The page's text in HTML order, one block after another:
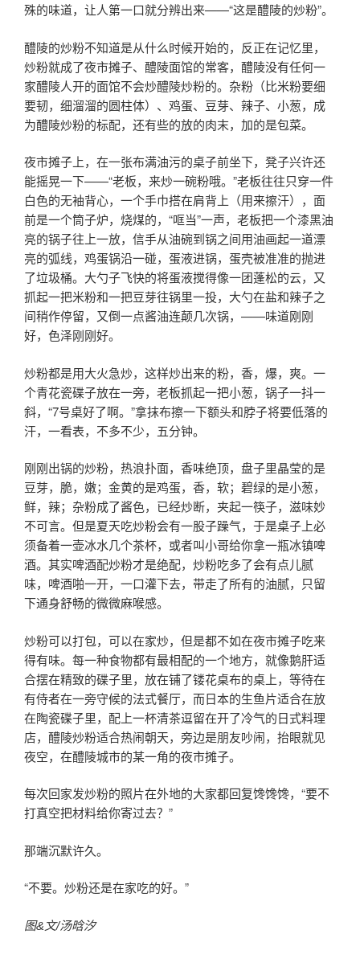
殊的味道，让人第一口就分辨出来——“这是醴陵的炒粉”。
醴陵的炒粉不知道是从什么时候开始的，反正在记忆里，
炒粉就成了夜市摊子、醴陵面馆的常客，醴陵没有任何一
家醴陵人开的面馆不会炒醴陵炒粉的。杂粉（比米粉要细
要韧，细溜溜的圆柱体）、鸡蛋、豆芽、辣子、小葱，成
为醴陵炒粉的标配，还有些的放的肉末，加的是包菜。
夜市摊子上，在一张布满油污的桌子前坐下，凳子兴许还
能摇晃一下——“老板，来炒一碗粉哦。”老板往往只穿一件
白色的无袖背心，一个手巾搭在肩背上（用来擦汗），面
前是一个筒子炉，烧煤的，“哐当”一声，老板把一个漆黑油
亮的锅子往上一放，信手从油碗到锅之间用油画起一道漂
亮的弧线，鸡蛋锅沿一碰，蛋液进锅，蛋壳被准准的抛进
了垃圾桶。大勺子飞快的将蛋液搅得像一团蓬松的云，又
抓起一把米粉和一把豆芽往锅里一投，大勺在盐和辣子之
间稍作停留，又倒一点酱油连颠几次锅，——味道刚刚
好，色泽刚刚好。
炒粉都是用大火急炒，这样炒出来的粉，香，爆，爽。一
个青花瓷碟子放在一旁，老板抓起一把小葱，锅子一抖一
斜，“7号桌好了啊。”拿抹布擦一下额头和脖子将要低落的
汗，一看表，不多不少，五分钟。
刚刚出锅的炒粉，热浪扑面，香味绝顶，盘子里晶莹的是
豆芽，脆，嫩；金黄的是鸡蛋，香，软；碧绿的是小葱，
鲜，辣；杂粉成了酱色，已经炒断，夹起一筷子，滋味妙
不可言。但是夏天吃炒粉会有一股子躁气，于是桌子上必
须备着一壶冰水几个茶杯，或者叫小哥给你拿一瓶冰镇啤
酒。其实啤酒配炒粉才是绝配，炒粉吃多了会有点儿腻
味，啤酒啪一开，一口灌下去，带走了所有的油腻，只留
下通身舒畅的微微麻喉感。
炒粉可以打包，可以在家炒，但是都不如在夜市摊子吃来
得有味。每一种食物都有最相配的一个地方，就像鹅肝适
合摆在精致的碟子里，放在铺了镂花桌布的桌上，等待在
有侍者在一旁守候的法式餐厅，而日本的生鱼片适合在放
在陶瓷碟子里，配上一杯清茶逗留在开了冷气的日式料理
店，醴陵炒粉适合热闹朝天，旁边是朋友吵闹，抬眼就见
夜空，在醴陵城市的某一角的夜市摊子。
每次回家发炒粉的照片在外地的大家都回复馋馋馋，“要不
打真空把材料给你寄过去？”
那端沉默许久。
“不要。炒粉还是在家吃的好。”
图&文/汤晗汐